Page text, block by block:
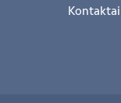
Kontaktai